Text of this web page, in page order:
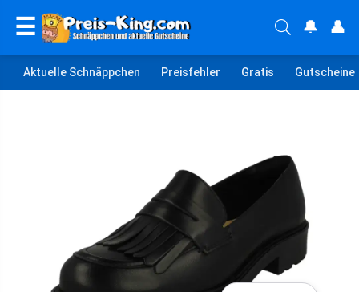
☰ 🔔 👤
Aktuelle Schnäppchen Preisfehler Gratis Gutscheine